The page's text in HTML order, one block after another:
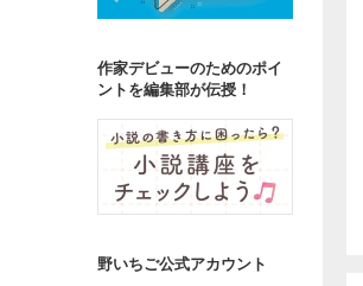
作家デビューのためのポイ
ントを編集部が伝授！
野いちご公式アカウント